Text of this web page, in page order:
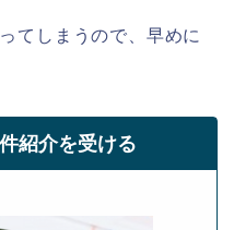
てしまうので、早めに
紹介を受ける